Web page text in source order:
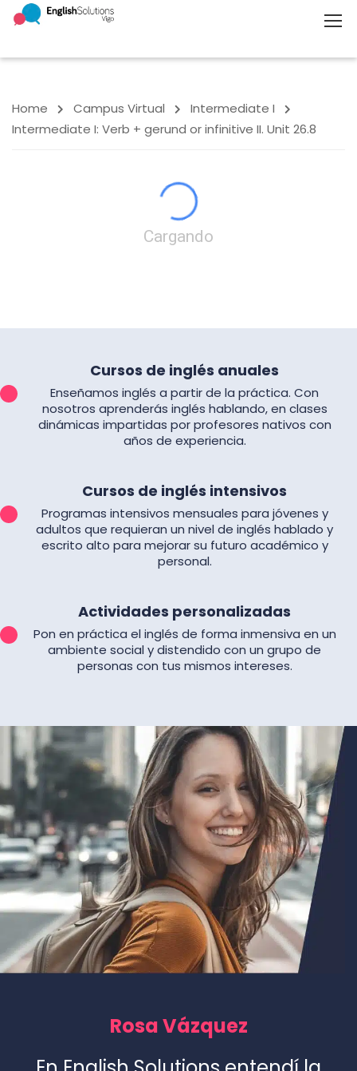
Home Campus Virtual
Intermediate I
Intermediate I: Verb + gerund or infinitive II. Unit 26.8
Cargando
Cursos de inglés anuales
Enseñamos inglés a partir de la práctica. Con
nosotros aprenderás inglés hablando, en clases
dinámicas impartidas por profesores nativos con
años de experiencia.
Cursos de inglés intensivos
Programas intensivos mensuales para jóvenes y
adultos que requieran un nivel de inglés hablado y
escrito alto para mejorar su futuro académico y
personal.
Actividades personalizadas
Pon en práctica el inglés de forma inmensiva en un
ambiente social y distendido con un grupo de
personas con tus mismos intereses.
Rosa Vázquez